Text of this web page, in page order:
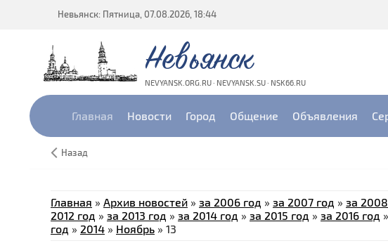
Невьянск: Пятница, 07.08.2026, 18:44
Невьянск
NEVYANSK.ORG.RU · NEVYANSK.SU · NSK66.RU
Главная Новости Город Общение Объявления
Назад
Главная » Архив новостей » за 2006 год » за 2007 год » за
2012 год » за 2013 год » за 2014 год » за 2015 год » за 2016 год »
год » 2014 » Ноябрь » 13